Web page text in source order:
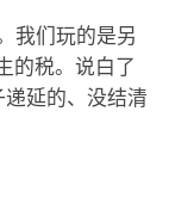
我们玩的是另
的税。说白了
递延的、没结清